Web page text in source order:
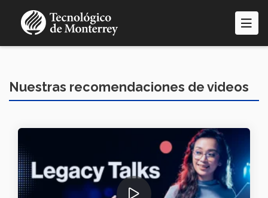
contenido
Nuestras recomendaciones de videos